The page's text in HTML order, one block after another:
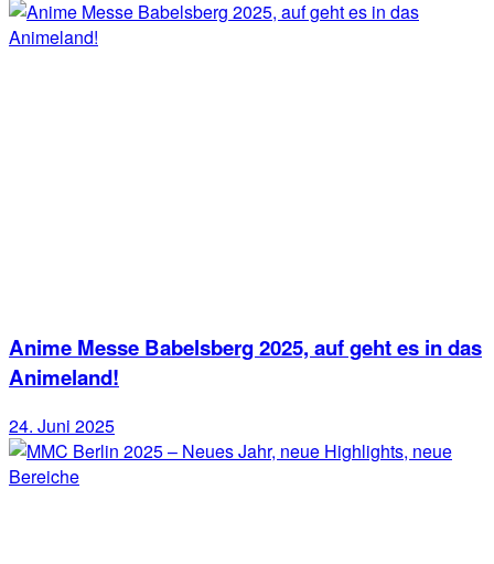
Anime Messe Babelsberg 2025, auf geht es in das
Animeland!
24. Juni 2025